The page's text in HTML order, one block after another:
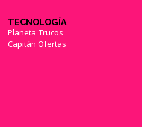
TECNOLOGÍA
Planeta Trucos
Capitán Ofertas